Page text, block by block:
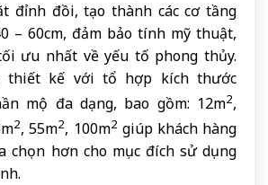
đỉnh đồi, tạo thành các cơ tầng
– 60cm, đảm bảo tính mỹ thuật,
ưu nhất về yếu tố phong thủy.
thiết kế với tổ hợp kích thước
mộ đa dạng, bao gồm: 12m2,
2, 55m2, 100m2 giúp khách hàng
chọn hơn cho mục đích sử dụng